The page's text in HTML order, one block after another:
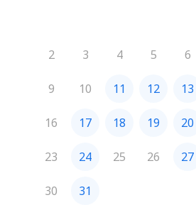
2 3 4 5 6
9 10 11 12 13
16 17 18 19 20
23 24 25 26 27
30 31